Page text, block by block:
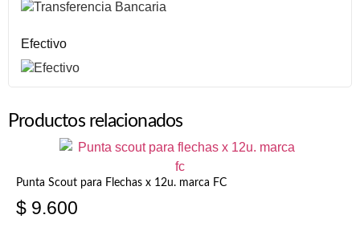
Efectivo
Productos relacionados
Punta Scout para Flechas x 12u. marca FC
$ 9.600